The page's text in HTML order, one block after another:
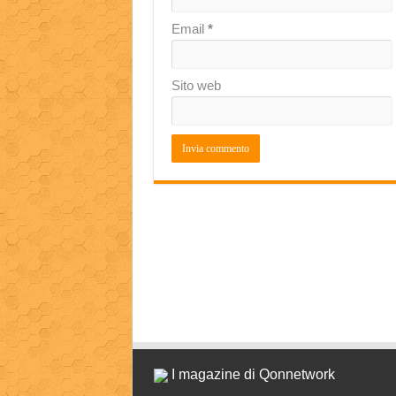
Email *
Sito web
I magazine di Qonnetwork